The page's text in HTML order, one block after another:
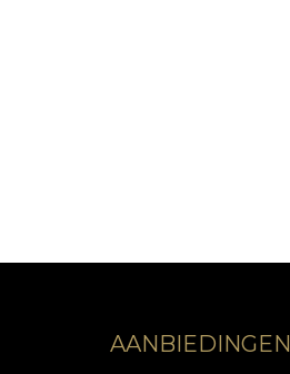
AANBIEDINGEN